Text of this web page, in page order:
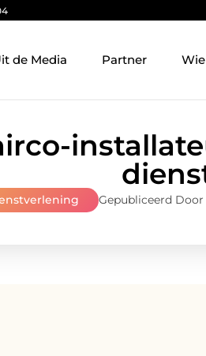
de Media Partner
Gepubliceerd